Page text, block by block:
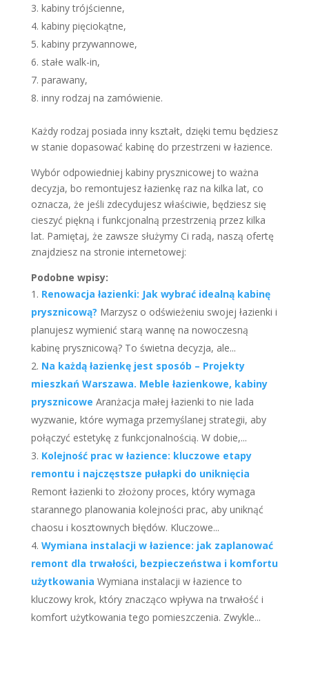
kabiny trójścienne,
kabiny pięciokątne,
kabiny przywannowe,
stałe walk-in,
parawany,
inny rodzaj na zamówienie.
Każdy rodzaj posiada inny kształt, dzięki temu będziesz
w stanie dopasować kabinę do przestrzeni w łazience.
Wybór odpowiedniej kabiny prysznicowej to ważna
decyzja, bo remontujesz łazienkę raz na kilka lat, co
oznacza, że jeśli zdecydujesz właściwie, będziesz się
cieszyć piękną i funkcjonalną przestrzenią przez kilka
lat. Pamiętaj, że zawsze służymy Ci radą, naszą ofertę
znajdziesz na stronie internetowej:
Podobne wpisy:
Renowacja łazienki: Jak wybrać idealną kabinę
prysznicową? Marzysz o odświeżeniu swojej łazienki i
planujesz wymienić starą wannę na nowoczesną
kabinę prysznicową? To świetna decyzja, ale...
Na każdą łazienkę jest sposób – Projekty
mieszkań Warszawa. Meble łazienkowe, kabiny
prysznicowe Aranżacja małej łazienki to nie lada
wyzwanie, które wymaga przemyślanej strategii, aby
połączyć estetykę z funkcjonalnością. W dobie,...
Kolejność prac w łazience: kluczowe etapy
remontu i najczęstsze pułapki do uniknięcia
Remont łazienki to złożony proces, który wymaga
starannego planowania kolejności prac, aby uniknąć
chaosu i kosztownych błędów. Kluczowe...
Wymiana instalacji w łazience: jak zaplanować
remont dla trwałości, bezpieczeństwa i komfortu
użytkowania Wymiana instalacji w łazience to
kluczowy krok, który znacząco wpływa na trwałość i
komfort użytkowania tego pomieszczenia. Zwykle...